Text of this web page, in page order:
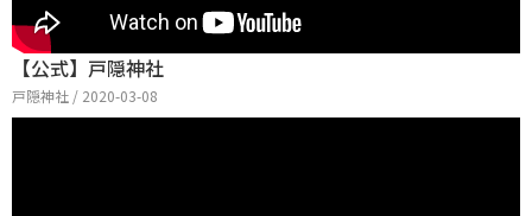
【公式】戸隠神社
戸隠神社 / 2020-03-08